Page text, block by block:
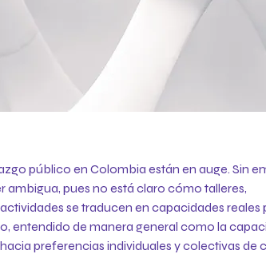
público en Colombia están en auge. Sin
ambigua, pues no está claro cómo talleres,
se traducen en capacidades reales
entendido de manera general como la
preferencias individuales y colectivas de